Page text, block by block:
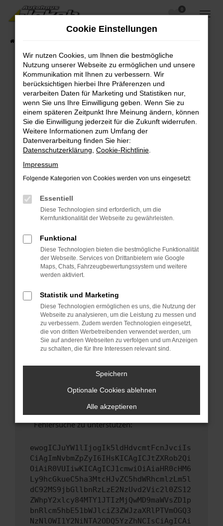
Zum
Hauptinhalt
0
Fehler: Network Error
Beim Laden ist ein Fehler aufgetreten.
Hier sind ein paar Tipps, die dir helfen können:
Überprüfe deine Firewall und deine
Internetverbindung.
Laden andere Webseiten, zum Beispiel deine
Suchmaschine?
Prüfe deine Browsererweiterungen.
Manche Erweiterungen, wie Werbeblocker,
können das Laden bestimmter Seiten
verhindern. Funktioniert die Seite in einem
Fenster?
Starte dein Gerät neu.
Das kann manchmal helfen, vorübergehende
Probleme zu beheben.
Betriebssystem auf dem neuesten Stand
sind.
Veraltete Software birgt nicht nur ein
Sicherheitsrisiko, sondern kann auch dazu
führen, dass bestimmte Funktionen nicht mehr
unterstützt werden.
Wende dich an den Webseitenbetreiber.
Wenn du alle oben genannten Schritte versucht
hast, kontaktiere uns bitte. Wir werden
versuchen, das Problem zu beheben. Du kannst
uns diesen Text schicken, um uns bei der
Fehlersuche zu unterstützen:
ewogICJuYW1lIjogIk5ldHdvcmtFcnJvciIs
CiAgImNvbmZpZyI6IHsKICAgICJtZXRob2Qi
OiAiR0VUIiwKICAgICJ1cmwiOiAiaHR0cHM6
Ly9hcGkueC5ha3MtcHJvZC5hdWRhcmlzLm5l
dC92MS9jbGllbnRzLzE2NzUvd2Vic2l0ZS12
ZWhpY2xlcy84MTY1JTIzMjQwMD9maWVsZD1p
bnRlcm5hbE51bWJlciZ3ZWJzaXRlPTVmOGQ3
NzNlOWI1Y2NiNTA2ODQ5YzZhNCIsCiAgICAi
Cookie Einstellungen
Wir nutzen Cookies, um Ihnen die bestmögliche
Nutzung unserer Webseite zu ermöglichen und unsere
Kommunikation mit Ihnen zu verbessern. Wir
berücksichtigen hierbei Ihre Präferenzen und
verarbeiten Daten für Marketing und Statistiken nur,
wenn Sie uns Ihre Einwilligung geben. Wenn Sie zu
einem späteren Zeitpunkt Ihre Meinung ändern, können
Sie die Einwilligung jederzeit für die Zukunft widerrufen.
Weitere Informationen zum Umfang der
Datenverarbeitung finden Sie hier:
Datenschutzerklärung Cookie-Richtlinie
Impressum
Folgende Kategorien von Cookies werden von uns eingesetzt:
Essentiell
Diese Technologien sind erforderlich, um die
Kernfunktionalität der Webseite zu gewährleisten.
Funktional
Diese Technologien bieten die bestmögliche Funktionalität
der Webseite. Services von Drittanbietern wie Google
Maps, Chats, Fahrzeugbewertungssystem und weitere
werden aktiviert.
Statistik und Marketing
Diese Technologien ermöglichen es uns, die Nutzung der
Webseite zu analysieren, um die Leistung zu messen und
zu verbessern. Zudem werden Technologien eingesetzt,
die von dritten Werbetreibenden verwendet werden, um
Sie auf anderen Webseiten zu verfolgen und um Anzeigen
zu schalten, die für Ihre Interessen relevant sind.
Speichern
Optionale Cookies ablehnen
Alle akzeptieren